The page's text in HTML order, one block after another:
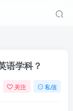
语学科？
关注 私信